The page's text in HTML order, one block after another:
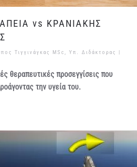
vs ΚΡΑΝΙΑΚΗΣ
Τιγγινάγκας MSc, Υπ. Διδάκτορας |
θεραπευτικές προσεγγίσεις που
την υγεία του.